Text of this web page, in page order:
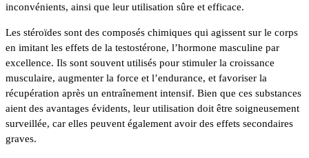
inconvénients, ainsi que leur utilisation sûre et efficace.
Les stéroïdes sont des composés chimiques qui agissent sur le corps
en imitant les effets de la testostérone, l’hormone masculine par
excellence. Ils sont souvent utilisés pour stimuler la croissance
musculaire, augmenter la force et l’endurance, et favoriser la
récupération après un entraînement intensif. Bien que ces substances
aient des avantages évidents, leur utilisation doit être soigneusement
surveillée, car elles peuvent également avoir des effets secondaires
graves.